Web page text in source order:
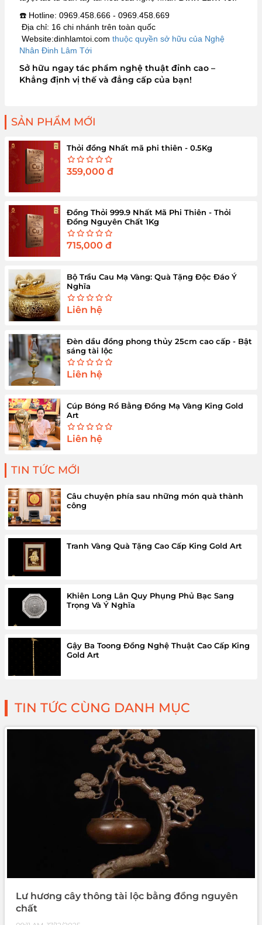
☎️ Hotline: 0969.458.666 - 0969.458.669
Địa chỉ: 16 chi nhánh trên toàn quốc
Website:dinhlamtoi.com thuộc quyền sở hữu của Nghệ
Nhân Đinh Lâm Tới
Sở hữu ngay tác phẩm nghệ thuật đỉnh cao –
Khẳng định vị thế và đẳng cấp của bạn!
SẢN PHẨM MỚI
Thỏi đồng Nhất mã phi thiên - 0.5Kg
359,000 đ
Đồng Thỏi 999.9 Nhất Mã Phi Thiên - Thỏi
Đồng Nguyên Chất 1Kg
715,000 đ
Bộ Trầu Cau Mạ Vàng: Quà Tặng Độc Đáo Ý
Nghĩa
Liên hệ
Đèn dầu đồng phong thủy 25cm cao cấp - Bật
sáng tài lộc
Liên hệ
Cúp Bóng Rổ Bằng Đồng Mạ Vàng King Gold
Art
Liên hệ
TIN TỨC MỚI
Câu chuyện phía sau những món quà thành
công
Tranh Vàng Quà Tặng Cao Cấp King Gold Art
Khiên Long Lân Quy Phụng Phủ Bạc Sang
Trọng Và Ý Nghĩa
Gậy Ba Toong Đồng Nghệ Thuật Cao Cấp King
Gold Art
TIN TỨC CÙNG DANH MỤC
Lư hương cây thông tài lộc bằng đồng nguyên
chất